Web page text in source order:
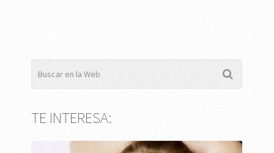
TE INTERESA: